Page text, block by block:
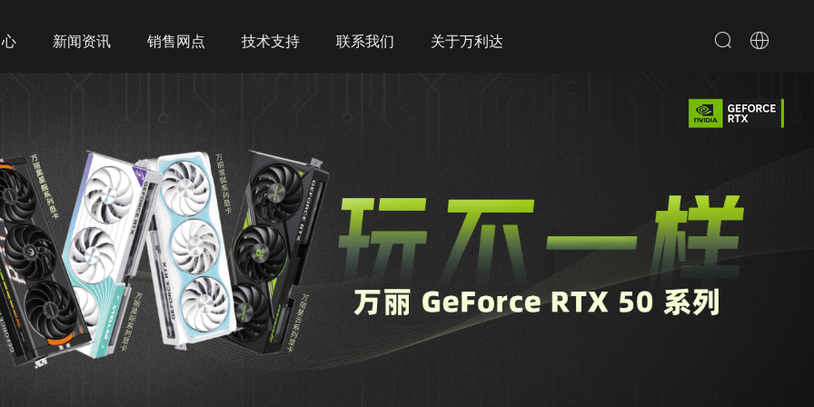
新闻资讯 销售网点 技术支持 联系我们 关于万利达